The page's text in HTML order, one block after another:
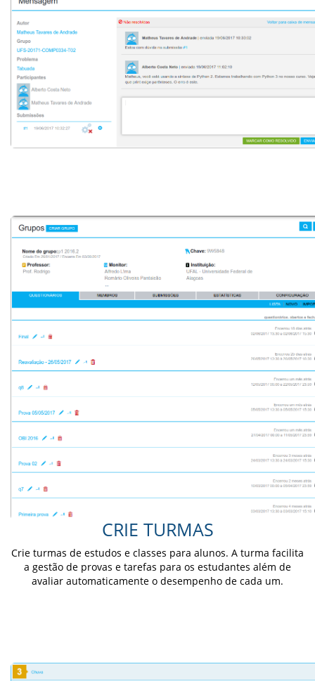
CRIE TURMAS
Crie turmas de estudos e classes para alunos. A turma facilita
a gestão de provas e tarefas para os estudantes além de
avaliar automaticamente o desempenho de cada um.